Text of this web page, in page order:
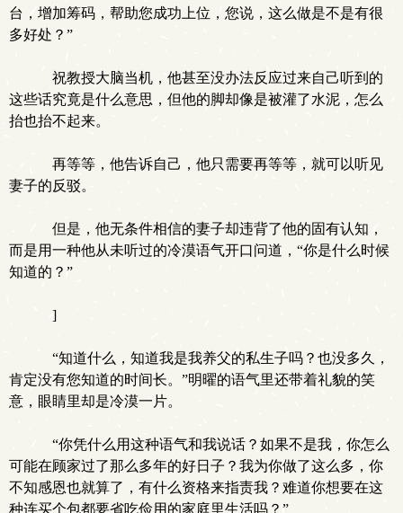
台，增加筹码，帮助您成功上位，您说，这么做是不是有很
多好处？”
祝教授大脑当机，他甚至没办法反应过来自己听到的
这些话究竟是什么意思，但他的脚却像是被灌了水泥，怎么
抬也抬不起来。
再等等，他告诉自己，他只需要再等等，就可以听见
妻子的反驳。
但是，他无条件相信的妻子却违背了他的固有认知，
而是用一种他从未听过的冷漠语气开口问道，“你是什么时候
知道的？”
]
“知道什么，知道我是我养父的私生子吗？也没多久，
肯定没有您知道的时间长。”明曜的语气里还带着礼貌的笑
意，眼睛里却是冷漠一片。
“你凭什么用这种语气和我说话？如果不是我，你怎么
可能在顾家过了那么多年的好日子？我为你做了这么多，你
不知感恩也就算了，有什么资格来指责我？难道你想要在这
种连买个包都要省吃俭用的家庭里生活吗？”